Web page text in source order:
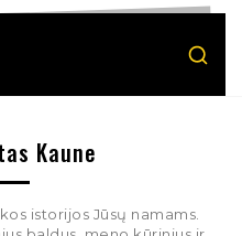
Kaune
istorijos Jūsų namams.